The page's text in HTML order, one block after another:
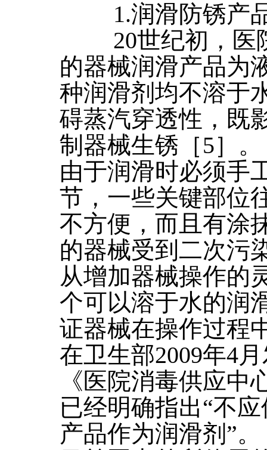
1.润滑防锈产
20世纪初，医
的器械润滑产品为
种润滑剂均不溶于
碍蒸汽穿透性，既
制器械生锈［5］。
由于润滑时必须手
节，一些关键部位
不方便，而且有涂
的器械受到二次污
从增加器械操作的
个可以溶于水的润
证器械在操作过程
在卫生部2009年4
《医院消毒供应中
已经明确指出“不
产品作为润滑剂”。